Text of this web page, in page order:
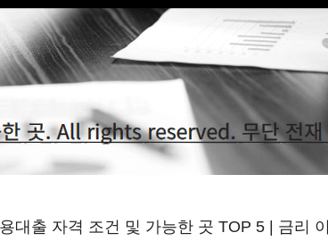
대출 자격 조건 및 가능한 곳 TOP 5 | 금리